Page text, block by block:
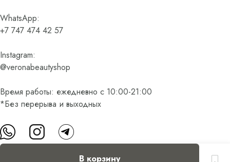
В корзину
WhatsApp:
+7 747 474 42 57
Instagram:
@veronabeautyshop
Время работы: ежедневно с 10:00-21:00
*Без перерыва и выходных